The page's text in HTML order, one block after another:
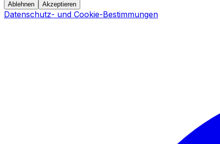
Ablehnen Akzeptieren
Datenschutz- und Cookie-Bestimmungen